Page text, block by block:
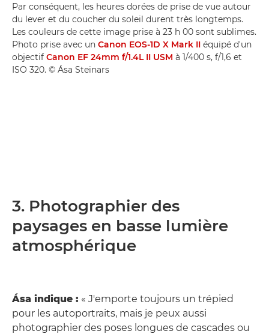
Par conséquent, les heures dorées de prise de vue autour
du lever et du coucher du soleil durent très longtemps.
Les couleurs de cette image prise à 23 h 00 sont sublimes.
Photo prise avec un Canon EOS-1D X Mark II équipé d'un
objectif Canon EF 24mm f/1.4L II USM à 1/400 s, f/1,6 et
ISO 320. © Ása Steinars
3. Photographier des
paysages en basse lumière
atmosphérique
Ása indique : « J'emporte toujours un trépied
pour les autoportraits, mais je peux aussi
photographier des poses longues de cascades ou